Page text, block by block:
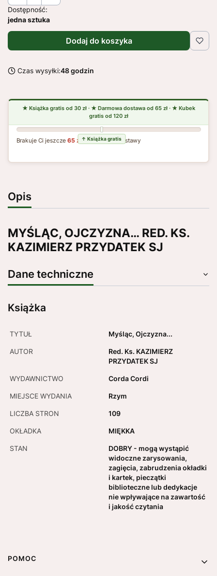
Dostępność:
jedna sztuka
Dodaj do koszyka
Czas wysyłki:48 godzin
Brakuje Ci jeszcze65 zł do darmowej dostawy
Opis
MYŚLĄC, OJCZYZNA… RED. KS.
KAZIMIERZ PRZYDATEK SJ
Dane techniczne
Książka
TYTUŁ Myśląc, Ojczyzna...
AUTOR
Red. Ks. KAZIMIERZ
PRZYDATEK SJ
WYDAWNICTWO Corda Cordi
MIEJSCE WYDANIA Rzym
LICZBA STRON 109
OKŁADKA MIĘKKA
STAN
DOBRY - mogą wystąpić
widoczne zarysowania,
zagięcia, zabrudzenia okładki
i kartek, pieczątki
biblioteczne lub dedykacje
nie wpływające na zawartość
i jakość czytania
Linki w stopce
POMOC